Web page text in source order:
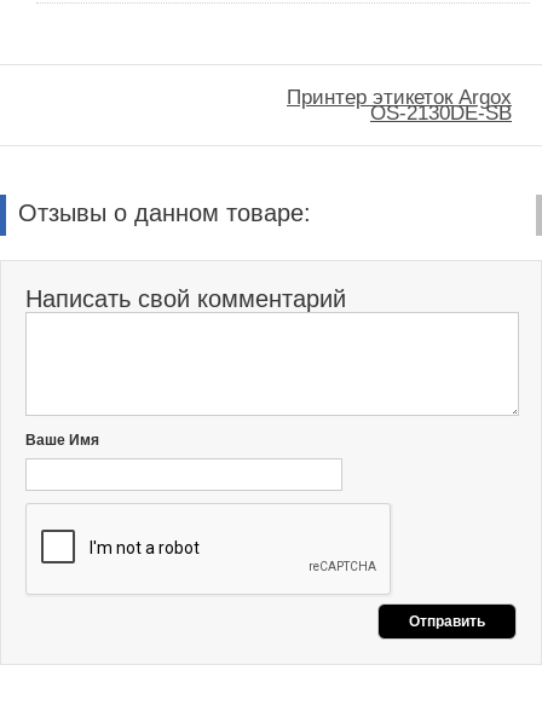
Принтер этикеток Argox
OS-2130DE-SB
Отзывы о данном товаре:
Написать свой комментарий
Ваше Имя